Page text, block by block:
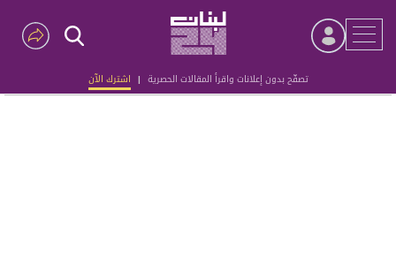
تصفّح بدون إعلانات واقرأ المقالات الحصرية | اشترك الآن
Advertisement